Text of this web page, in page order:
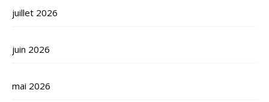
juillet 2026
juin 2026
mai 2026